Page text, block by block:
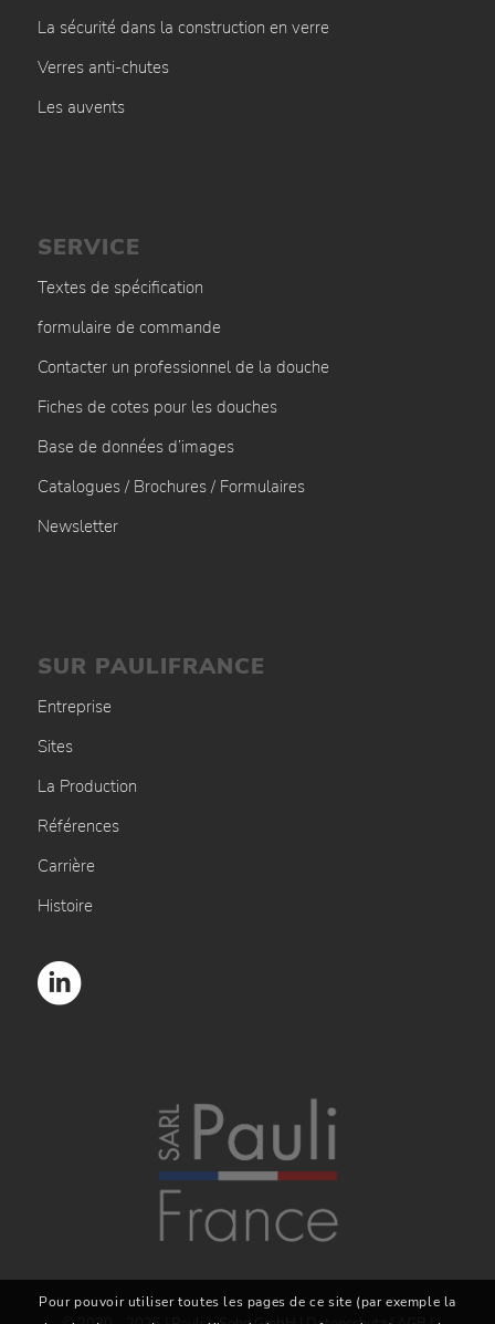
La sécurité dans la construction en verre
Verres anti-chutes
Les auvents
SERVICE
Textes de spécification
formulaire de commande
Contacter un professionnel de la douche
Fiches de cotes pour les douches
Base de données d’images
Catalogues / Brochures / Formulaires
Newsletter
SUR PAULIFRANCE
Entreprise
Sites
La Production
Références
Carrière
Histoire
Pour pouvoir utiliser toutes les pages de ce site (par exemple la